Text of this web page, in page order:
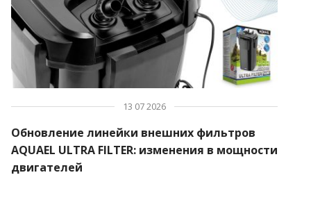
13 07 2026
Обновление линейки внешних фильтров
AQUAEL ULTRA FILTER: изменения в мощности
двигателей